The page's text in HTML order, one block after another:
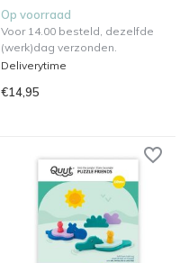
Op voorraad
Voor 14.00 besteld, dezelfde
(werk)dag verzonden.
Deliverytime
€14,95